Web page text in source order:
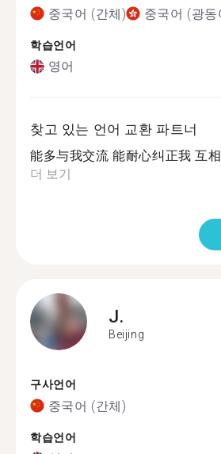
중국어 (간체) 중국어 (광동
학습언어
영어
찾고 있는 언어 교환 파트너
能多与我交流 能耐心纠正我 互
더 보기
J.
Beijing
구사언어
중국어 (간체)
학습언어